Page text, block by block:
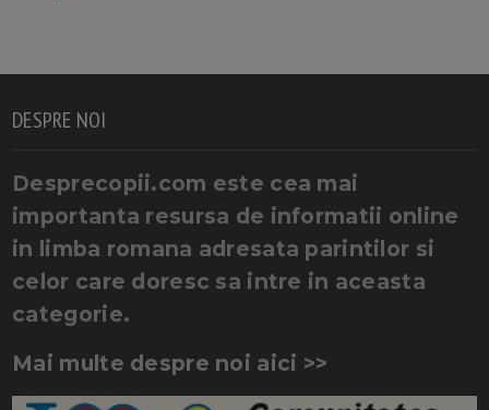
DESPRE NOI
Desprecopii.com este cea mai
importanta resursa de informatii online
in limba romana adresata parintilor si
celor care doresc sa intre in aceasta
categorie.
Mai multe despre noi aici >>